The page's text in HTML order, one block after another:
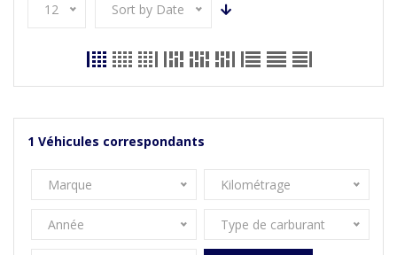
12 Sort by Date
1 Véhicules correspondants
Marque Kilométrage
Année Type de carburant